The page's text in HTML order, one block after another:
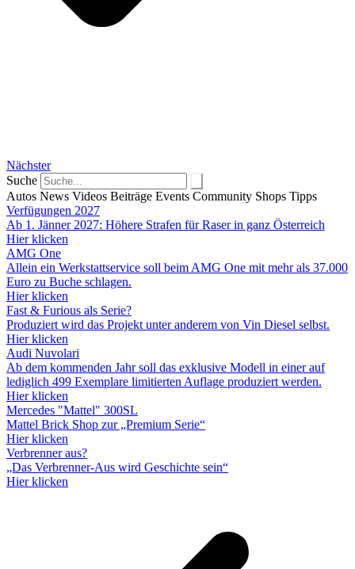
Nächster
Suche
Autos News Videos Beiträge Events Community Shops Tipps
Verfügungen 2027
Ab 1. Jänner 2027: Höhere Strafen für Raser in ganz Österreich
Hier klicken
AMG One
Allein ein Werkstattservice soll beim AMG One mit mehr als 37.000
Euro zu Buche schlagen.
Hier klicken
Fast & Furious als Serie?
Produziert wird das Projekt unter anderem von Vin Diesel selbst.
Hier klicken
Audi Nuvolari
Ab dem kommenden Jahr soll das exklusive Modell in einer auf
lediglich 499 Exemplare limitierten Auflage produziert werden.
Hier klicken
Mercedes "Mattel" 300SL
Mattel Brick Shop zur „Premium Serie“
Hier klicken
Verbrenner aus?
„Das Verbrenner-Aus wird Geschichte sein“
Hier klicken